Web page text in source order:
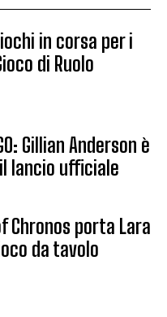
in corsa per i
di Ruolo
Gillian Anderson è
lancio ufficiale
Chronos porta Lara
da tavolo